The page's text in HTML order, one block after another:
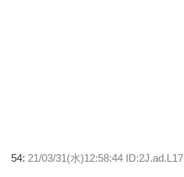
54: 21/03/31(水)12:58:44 ID:2J.ad.L17